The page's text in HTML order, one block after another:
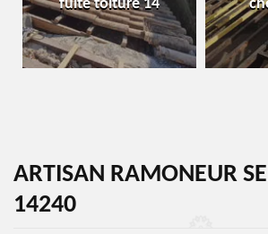
fuite toiture 14
ARTISAN RAMONEUR
14240